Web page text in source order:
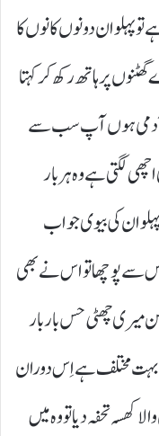
پہلوان دونوں کانوں کا
پر ہاتھ رکھ کر کہتا
آدمی ہوں آپ سب سے
لگتی ہے وہ ہر بار
کی بیوی جو اب
سے پوچھا تو اس نے بھی
میری چھٹی حس بار بار
بہت مختلف ہے اِس دوران
کھسہ تحفہ دیا تو وہ میں